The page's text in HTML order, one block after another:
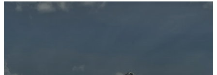
Introducing the Savara collection of luxury resorts